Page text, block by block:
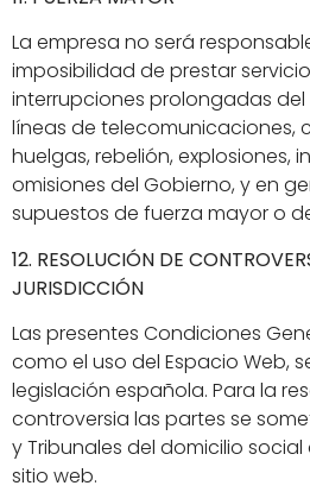
La empresa no será
imposibilidad de prestar
interrupciones prolongadas del
líneas de telecomunicaciones,
huelgas, rebelión, explosiones,
omisiones del Gobierno, y en
supuestos de fuerza mayor o
12. RESOLUCIÓN DE
JURISDICCIÓN
Las presentes Condiciones
como el uso del Espacio Web,
legislación española. Para la
controversia las partes se
y Tribunales del domicilio
sitio web.